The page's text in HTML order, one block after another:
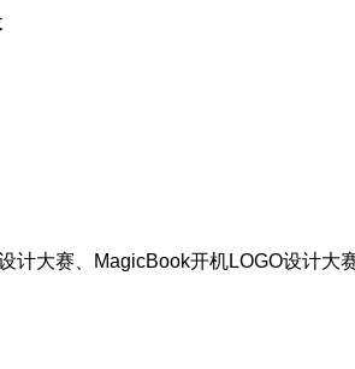
计大赛 MagicBook开机LOGO设计大